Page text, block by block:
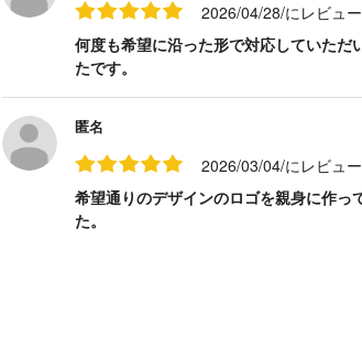
2026/04/28/にレビュ
何度も希望に沿った形で対応していただ
たです。
匿名
2026/03/04/にレビュ
希望通りのデザインのロゴを親身に作っ
た。